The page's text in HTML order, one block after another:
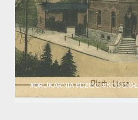
#DRUKARNIA#DZIECI